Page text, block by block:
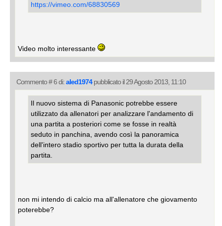
https://vimeo.com/68830569
Video molto interessante
Commento # 6 di:aled1974pubblicato il 29 Agosto 2013, 11:10
Il nuovo sistema di Panasonic potrebbe essere
utilizzato da allenatori per analizzare l'andamento di
una partita a posteriori come se fosse in realtà
seduto in panchina, avendo così la panoramica
dell'intero stadio sportivo per tutta la durata della
partita.
non mi intendo di calcio ma all'allenatore che giovamento
poterebbe?